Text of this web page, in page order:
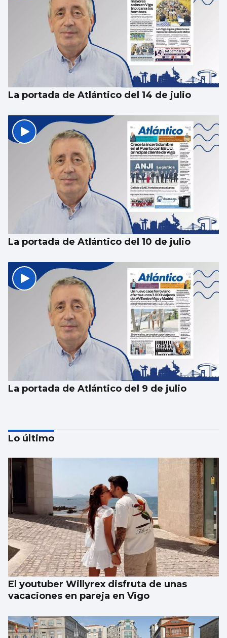
La portada de Atlántico del 14 de julio
La portada de Atlántico del 10 de julio
La portada de Atlántico del 9 de julio
La portada de Atlántico del 8 de julio
Lo último
El youtuber Willyrex disfruta de unas
vacaciones en pareja en Vigo